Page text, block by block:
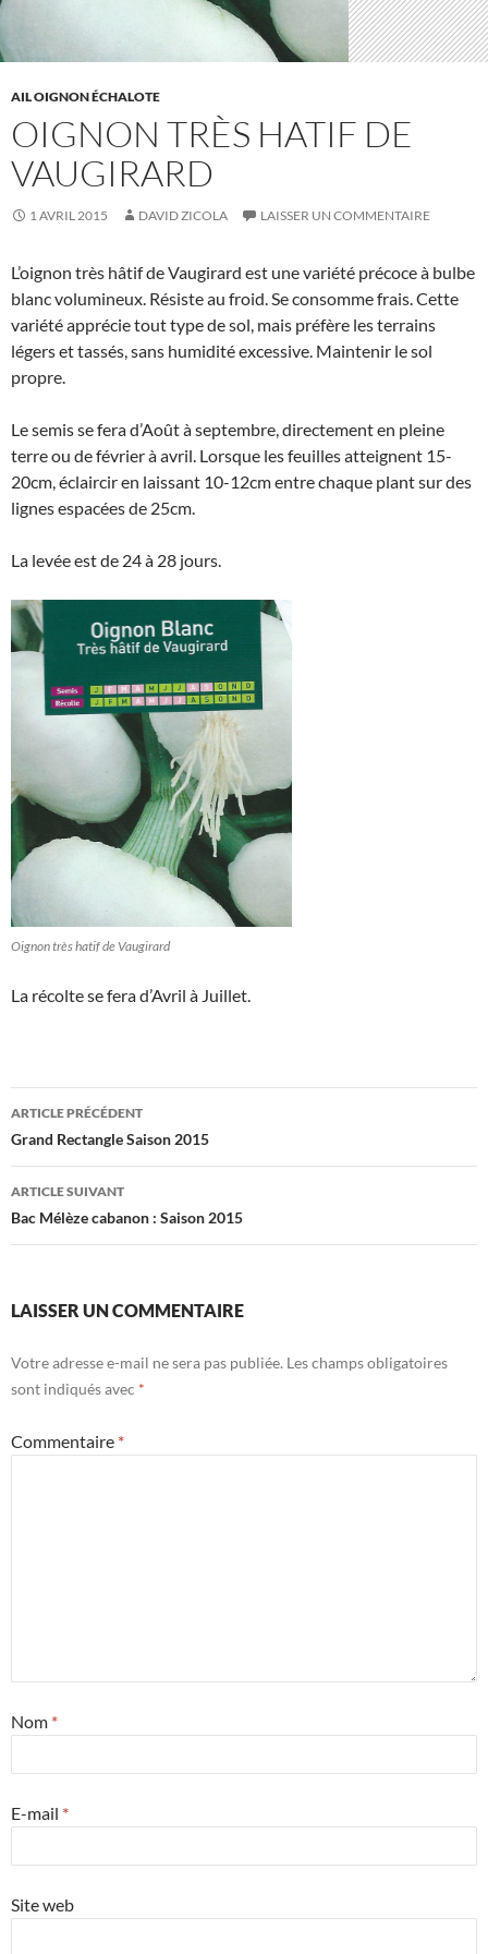
AIL OIGNON ÉCHALOTE
OIGNON TRÈS HATIF DE
VAUGIRARD
1 AVRIL 2015 DAVID ZICOLA LAISSER UN COMMENTAIRE
L’oignon très hâtif de Vaugirard est une variété précoce à bulbe
blanc volumineux. Résiste au froid. Se consomme frais. Cette
variété apprécie tout type de sol, mais préfère les terrains
légers et tassés, sans humidité excessive. Maintenir le sol
propre.
Le semis se fera d’Août à septembre, directement en pleine
terre ou de février à avril. Lorsque les feuilles atteignent 15-
20cm, éclaircir en laissant 10-12cm entre chaque plant sur des
lignes espacées de 25cm.
La levée est de 24 à 28 jours.
Oignon très hatif de Vaugirard
La récolte se fera d’Avril à Juillet.
Navigation
des
articles
ARTICLE PRÉCÉDENT
Grand Rectangle Saison 2015
ARTICLE SUIVANT
Bac Mélèze cabanon : Saison 2015
LAISSER UN COMMENTAIRE
Votre adresse e-mail ne sera pas publiée. Les champs obligatoires
sont indiqués avec *
Commentaire *
Nom *
E-mail *
Site web